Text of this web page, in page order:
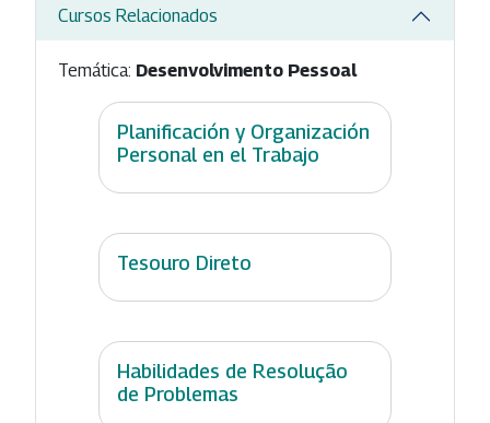
Cursos Relacionados
Temática: Desenvolvimento Pessoal
Planificación y Organización
Personal en el Trabajo
Tesouro Direto
Habilidades de Resolução
de Problemas